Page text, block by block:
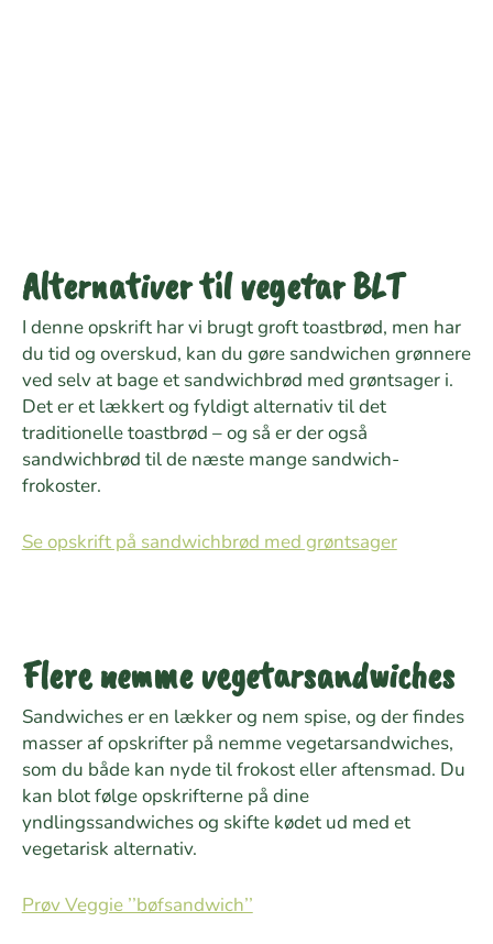
Alternativer til vegetar BLT
I denne opskrift har vi brugt groft toastbrød, men har
du tid og overskud, kan du gøre sandwichen grønnere
ved selv at bage et sandwichbrød med grøntsager i.
Det er et lækkert og fyldigt alternativ til det
traditionelle toastbrød – og så er der også
sandwichbrød til de næste mange sandwich-
frokoster.
Se opskrift på sandwichbrød med grøntsager
Flere nemme vegetarsandwiches
Sandwiches er en lækker og nem spise, og der findes
masser af opskrifter på nemme vegetarsandwiches,
som du både kan nyde til frokost eller aftensmad. Du
kan blot følge opskrifterne på dine
yndlingssandwiches og skifte kødet ud med et
vegetarisk alternativ.
Prøv Veggie ’’bøfsandwich’’